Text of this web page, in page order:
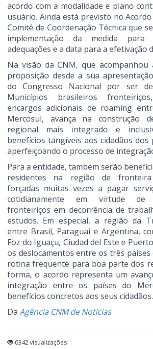
acordo com a modalidade e plano
usuário. Ainda está previsto no
Comitê de Coordenação Técnica que
implementação da medida
adequações e a data para a efetivação
Na visão da CNM, que acompanhou
proposição desde a sua
do Congresso Nacional por ser
Municípios brasileiros
encargos adicionais de roaming
Mercosul, avança na construção
regional mais integrado e
benefícios tangíveis aos cidadãos dos
aperfeiçoando o processo de
Para a entidade, também serão
residentes na região de
forçadas muitas vezes a pagar
cotidianamente em virtude de
fronteiriços em decorrência de
estudos. Em especial, a região da
entre Brasil, Paraguai e Argentina,
Foz do Iguaçu, Ciudad del Este e
os deslocamentos entre os três
rotina frequente para boa parte dos
forma, o acordo representa um
integração entre os países do
benefícios concretos aos seus cidadãos.
Da Agência CNM de Notícias
6342 visualizações